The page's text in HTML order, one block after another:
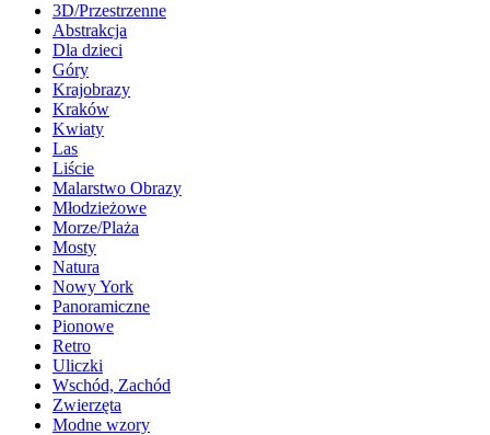
3D/Przestrzenne
Abstrakcja
Dla dzieci
Góry
Krajobrazy
Kraków
Kwiaty
Las
Liście
Malarstwo Obrazy
Młodzieżowe
Morze/Plaża
Mosty
Natura
Nowy York
Panoramiczne
Pionowe
Retro
Uliczki
Wschód, Zachód
Zwierzęta
Modne wzory